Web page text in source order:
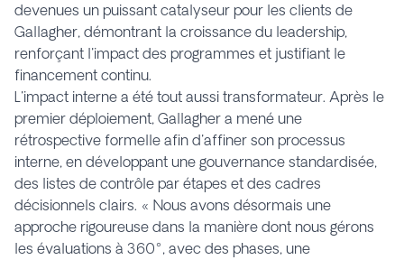
devenues un puissant catalyseur pour les clients de
Gallagher, démontrant la croissance du leadership,
renforçant l'impact des programmes et justifiant le
financement continu.
L'impact interne a été tout aussi transformateur. Après le
premier déploiement, Gallagher a mené une
rétrospective formelle afin d'affiner son processus
interne, en développant une gouvernance standardisée,
des listes de contrôle par étapes et des cadres
décisionnels clairs. « Nous avons désormais une
approche rigoureuse dans la manière dont nous gérons
les évaluations à 360°, avec des phases, une